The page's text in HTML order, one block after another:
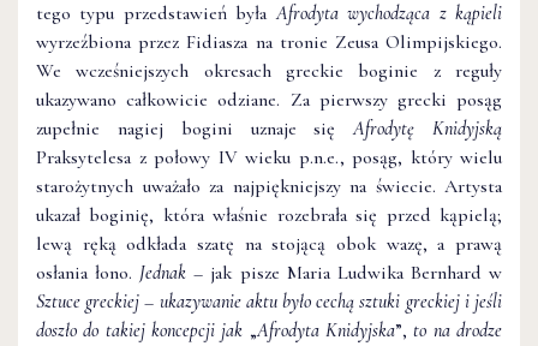
tego typu przedstawień byłaAfrodyta wychodząca z kąpieli
wyrzeźbiona przez Fidiasza na tronie Zeusa Olimpijskiego.
We wcześniejszych okresach greckie boginie z reguły
ukazywano całkowicie odziane. Za pierwszy grecki posąg
zupełnie nagiej bogini uznaje sięAfrodytę Knidyjską
Praksytelesa z połowy IV wieku p.n.e., posąg, który wielu
starożytnych uważało za najpiękniejszy na świecie. Artysta
ukazał boginię, która właśnie rozebrała się przed kąpielą;
lewą ręką odkłada szatę na stojącą obok wazę, a prawą
osłania łono. Jednak – jak pisze Maria Ludwika Bernhard w
Sztuce greckiej – ukazywanie aktu było cechą sztuki greckiej i jeśli
doszło do takiej koncepcji jak „Afrodyta Knidyjska”,to na drodze